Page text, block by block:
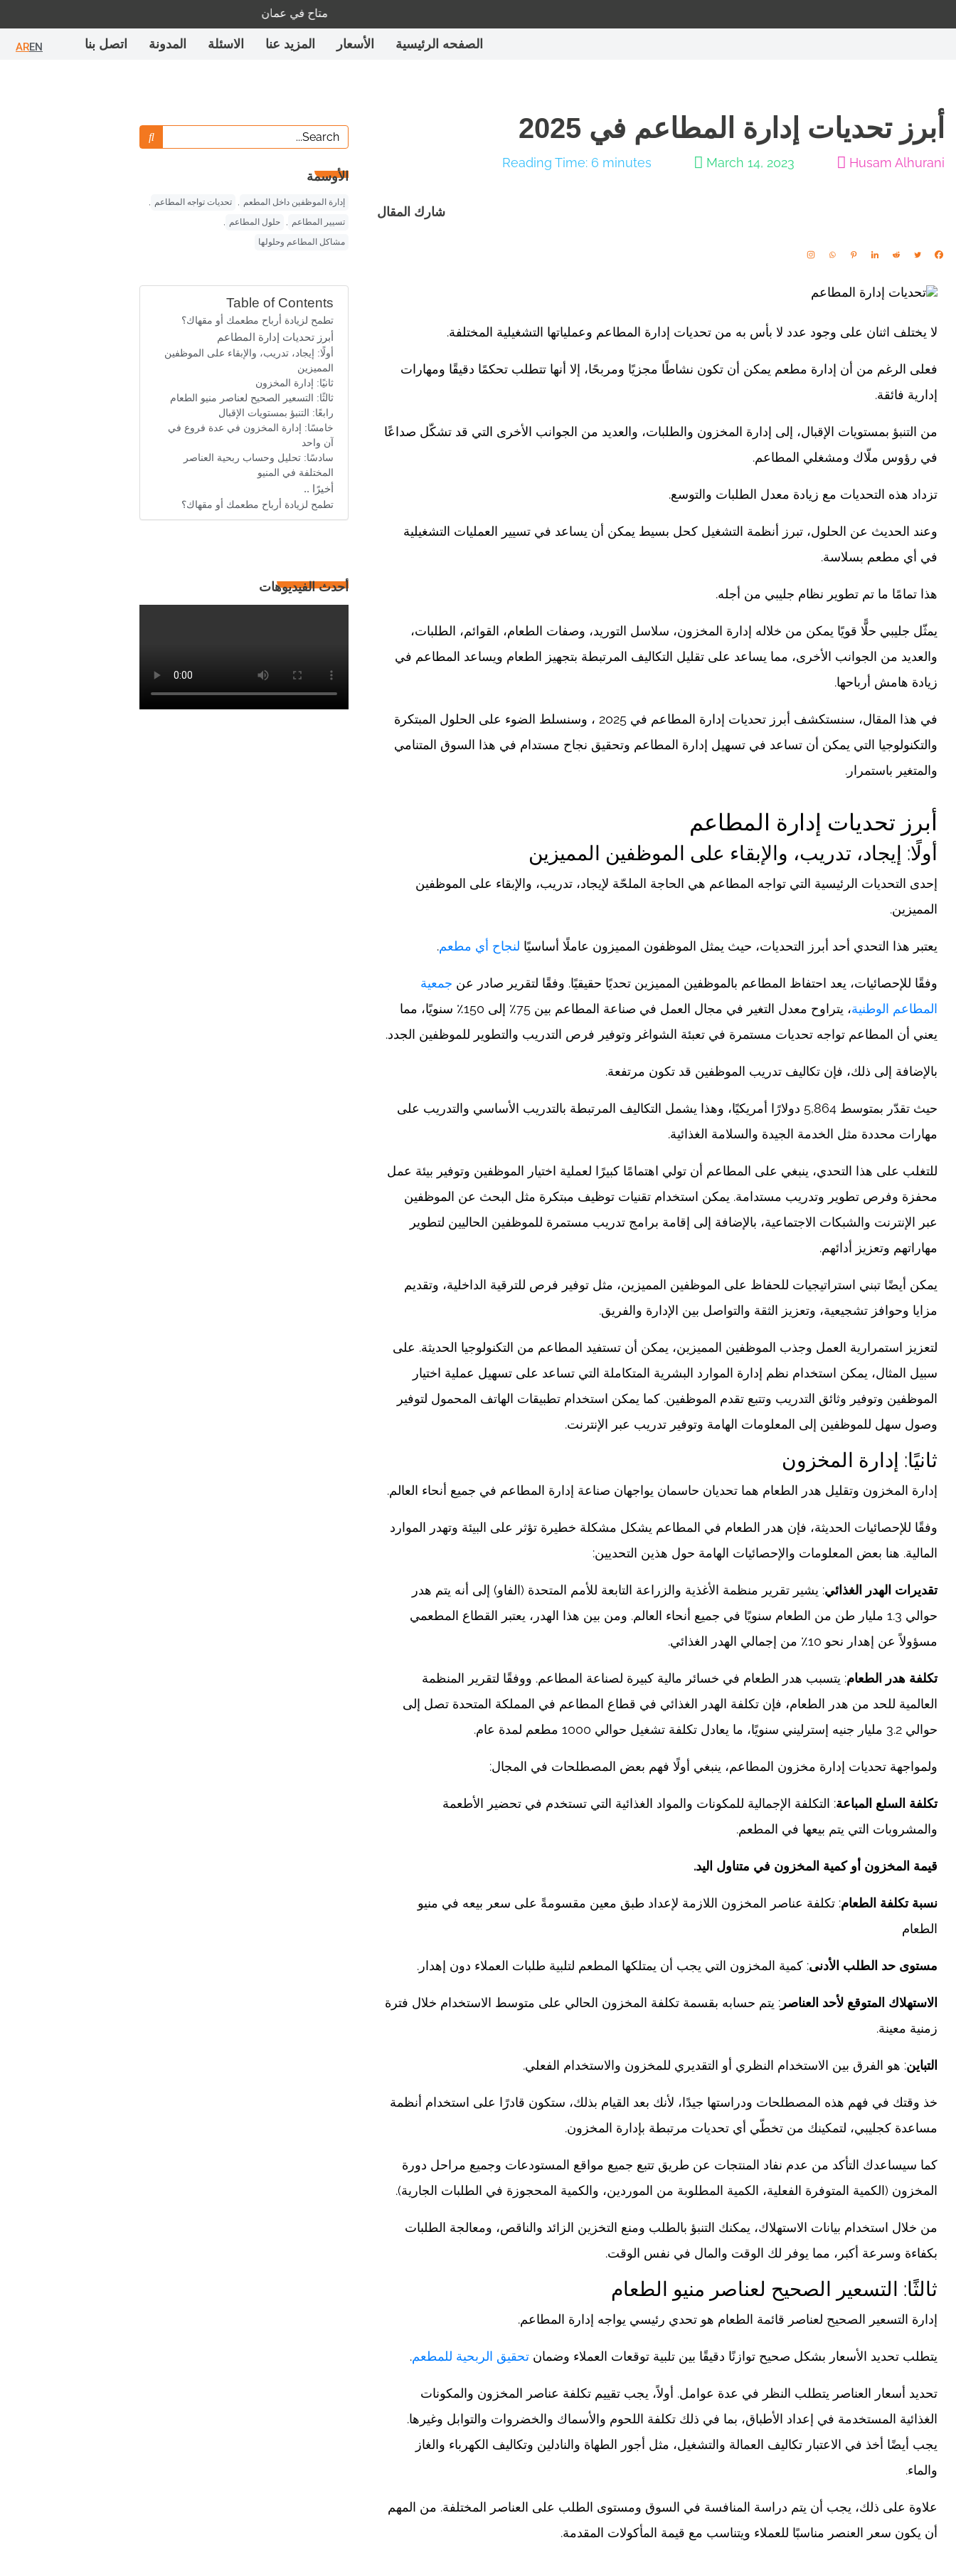
متاح في عمان
اتصل بنا المدونة الاسئلة المزيد عنا الأسعار الصفحه الرئيسية
أبرز تحديات إدارة المطاعم في 2025
Reading Time: 6 minutes March 14, 2023 Husam Alhurani
شارك المقال
لا يختلف اثنان على وجود عدد لا بأس به من تحديات إدارة المطاعم وعملياتها التشغيلية المختلفة.
فعلى الرغم من أن إدارة مطعم يمكن أن تكون نشاطًا مجزيًا ومربحًا، إلا أنها تتطلب تحكمًا دقيقًا ومهارات
إدارية فائقة.
من التنبؤ بمستويات الإقبال، إلى إدارة المخزون والطلبات، والعديد من الجوانب الأخرى التي قد تشكّل صداعًا
في رؤوس ملّاك ومشغلي المطاعم.
تزداد هذه التحديات مع زيادة معدل الطلبات والتوسع.
وعند الحديث عن الحلول، تبرز أنظمة التشغيل كحل بسيط يمكن أن يساعد في تسيير العمليات التشغيلية
في أي مطعم بسلاسة.
هذا تمامًا ما تم تطوير نظام جليبي من أجله.
يمثّل جليبي حلًّا قويًا يمكن من خلاله إدارة المخزون، سلاسل التوريد، وصفات الطعام، القوائم، الطلبات،
والعديد من الجوانب الأخرى، مما يساعد على تقليل التكاليف المرتبطة بتجهيز الطعام ويساعد المطاعم في
زيادة هامش أرباحها.
في هذا المقال، سنستكشف أبرز تحديات إدارة المطاعم في 2025 ، وسنسلط الضوء على الحلول المبتكرة
والتكنولوجيا التي يمكن أن تساعد في تسهيل إدارة المطاعم وتحقيق نجاح مستدام في هذا السوق المتنامي
والمتغير باستمرار.
أبرز تحديات إدارة المطاعم
أولًا: إيجاد، تدريب، والإبقاء على الموظفين المميزين
إحدى التحديات الرئيسية التي تواجه المطاعم هي الحاجة الملحّة لإيجاد، تدريب، والإبقاء على الموظفين
المميزين.
يعتبر هذا التحدي أحد أبرز التحديات، حيث يمثل الموظفون المميزون عاملًا أساسيًا لنجاح أي مطعم.
وفقًا للإحصائيات، يعد احتفاظ المطاعم بالموظفين المميزين تحديًا حقيقيًا. وفقًا لتقرير صادر عن جمعية
المطاعم الوطنية
، يتراوح معدل التغير في مجال العمل في صناعة المطاعم بين 75٪ إلى 150٪ سنويًا، مما
يعني أن المطاعم تواجه تحديات مستمرة في تعبئة الشواغر وتوفير فرص التدريب والتطوير للموظفين الجدد.
بالإضافة إلى ذلك، فإن تكاليف تدريب الموظفين قد تكون مرتفعة.
حيث تقدّر بمتوسط 5,864 دولارًا أمريكيًا، وهذا يشمل التكاليف المرتبطة بالتدريب الأساسي والتدريب على
مهارات محددة مثل الخدمة الجيدة والسلامة الغذائية.
للتغلب على هذا التحدي، ينبغي على المطاعم أن تولي اهتمامًا كبيرًا لعملية اختيار الموظفين وتوفير بيئة عمل
محفزة وفرص تطوير وتدريب مستدامة. يمكن استخدام تقنيات توظيف مبتكرة مثل البحث عن الموظفين
عبر الإنترنت والشبكات الاجتماعية، بالإضافة إلى إقامة برامج تدريب مستمرة للموظفين الحاليين لتطوير
مهاراتهم وتعزيز أدائهم.
يمكن أيضًا تبني استراتيجيات للحفاظ على الموظفين المميزين، مثل توفير فرص للترقية الداخلية، وتقديم
مزايا وحوافز تشجيعية، وتعزيز الثقة والتواصل بين الإدارة والفريق.
لتعزيز استمرارية العمل وجذب الموظفين المميزين، يمكن أن تستفيد المطاعم من التكنولوجيا الحديثة. على
سبيل المثال، يمكن استخدام نظم إدارة الموارد البشرية المتكاملة التي تساعد على تسهيل عملية اختيار
الموظفين وتوفير وثائق التدريب وتتبع تقدم الموظفين. كما يمكن استخدام تطبيقات الهاتف المحمول لتوفير
وصول سهل للموظفين إلى المعلومات الهامة وتوفير تدريب عبر الإنترنت.
ثانيًا: إدارة المخزون
إدارة المخزون وتقليل هدر الطعام هما تحديان حاسمان يواجهان صناعة إدارة المطاعم في جميع أنحاء العالم.
وفقًا للإحصائيات الحديثة، فإن هدر الطعام في المطاعم يشكل مشكلة خطيرة تؤثر على البيئة وتهدر الموارد
المالية. هنا بعض المعلومات والإحصائيات الهامة حول هذين التحديين:
تقديرات الهدر الغذائي: يشير تقرير منظمة الأغذية والزراعة التابعة للأمم المتحدة (الفاو) إلى أنه يتم هدر
حوالي 1.3 مليار طن من الطعام سنويًا في جميع أنحاء العالم. ومن بين هذا الهدر، يعتبر القطاع المطعمي
مسؤولاً عن إهدار نحو 10٪ من إجمالي الهدر الغذائي.
تكلفة هدر الطعام: يتسبب هدر الطعام في خسائر مالية كبيرة لصناعة المطاعم. ووفقًا لتقرير المنظمة
العالمية للحد من هدر الطعام، فإن تكلفة الهدر الغذائي في قطاع المطاعم في المملكة المتحدة تصل إلى
حوالي 3.2 مليار جنيه إسترليني سنويًا، ما يعادل تكلفة تشغيل حوالي 1000 مطعم لمدة عام.
ولمواجهة تحديات إدارة مخزون المطاعم، ينبغي أولًا فهم بعض المصطلحات في المجال:
تكلفة السلع المباعة: التكلفة الإجمالية للمكونات والمواد الغذائية التي تستخدم في تحضير الأطعمة
والمشروبات التي يتم بيعها في المطعم.
قيمة المخزون أو كمية المخزون في متناول اليد.
نسبة تكلفة الطعام: تكلفة عناصر المخزون اللازمة لإعداد طبق معين مقسومةً على سعر بيعه في منيو
الطعام
مستوى حد الطلب الأدنى: كمية المخزون التي يجب أن يمتلكها المطعم لتلبية طلبات العملاء دون إهدار.
الاستهلاك المتوقع لأحد العناصر : يتم حسابه بقسمة تكلفة المخزون الحالي على متوسط الاستخدام خلال فترة
زمنية معينة.
التباين: هو الفرق بين الاستخدام النظري أو التقديري للمخزون والاستخدام الفعلي.
خذ وقتك في فهم هذه المصطلحات ودراستها جيدًا، لأنك بعد القيام بذلك، ستكون قادرًا على استخدام أنظمة
مساعدة كجليبي، لتمكينك من تخطّي أي تحديات مرتبطة بإدارة المخزون.
كما سيساعدك التأكد من عدم نفاد المنتجات عن طريق تتبع جميع مواقع المستودعات وجميع مراحل دورة
المخزون (الكمية المتوفرة الفعلية، الكمية المطلوبة من الموردين، والكمية المحجوزة في الطلبات الجارية).
من خلال استخدام بيانات الاستهلاك، يمكنك التنبؤ بالطلب ومنع التخزين الزائد والناقص، ومعالجة الطلبات
بكفاءة وسرعة أكبر، مما يوفر لك الوقت والمال في نفس الوقت.
ثالثًا: التسعير الصحيح لعناصر منيو الطعام
إدارة التسعير الصحيح لعناصر قائمة الطعام هو تحدي رئيسي يواجه إدارة المطاعم.
يتطلب تحديد الأسعار بشكل صحيح توازنًا دقيقًا بين تلبية توقعات العملاء وضمان تحقيق الربحية للمطعم.
تحديد أسعار العناصر يتطلب النظر في عدة عوامل. أولاً، يجب تقييم تكلفة عناصر المخزون والمكونات
الغذائية المستخدمة في إعداد الأطباق، بما في ذلك تكلفة اللحوم والأسماك والخضروات والتوابل وغيرها.
يجب أيضًا أخذ في الاعتبار تكاليف العمالة والتشغيل، مثل أجور الطهاة والنادلين وتكاليف الكهرباء والغاز
والماء.
علاوة على ذلك، يجب أن يتم دراسة المنافسة في السوق ومستوى الطلب على العناصر المختلفة. من المهم
أن يكون سعر العنصر مناسبًا للعملاء ويتناسب مع قيمة المأكولات المقدمة.
الأوسمة
إدارة الموظفين داخل المطعم , تحديات تواجه المطاعم ,
تسيير المطاعم , حلول المطاعم ,
مشاكل المطاعم وحلولها
Table of Contents
تطمح لزيادة أرباح مطعمك أو مقهاك؟
أبرز تحديات إدارة المطاعم
أولًا: إيجاد، تدريب، والإبقاء على الموظفين
المميزين
ثانيًا: إدارة المخزون
ثالثًا: التسعير الصحيح لعناصر منيو الطعام
رابعًا: التنبؤ بمستويات الإقبال
خامسًا: إدارة المخزون في عدة فروع في
آن واحد
سادسًا: تحليل وحساب ربحية العناصر
المختلفة في المنيو
أخيرًا ..
تطمح لزيادة أرباح مطعمك أو مقهاك؟
أحدث الفيديوهات
AREN